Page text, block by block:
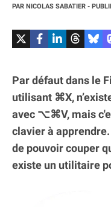
PAR NICOLAS SABATIER -
Par défaut dans le
utilisant ⌘X,
avec ⌥⌘V, mais
clavier à
de pouvoir couper
existe un utilitaire